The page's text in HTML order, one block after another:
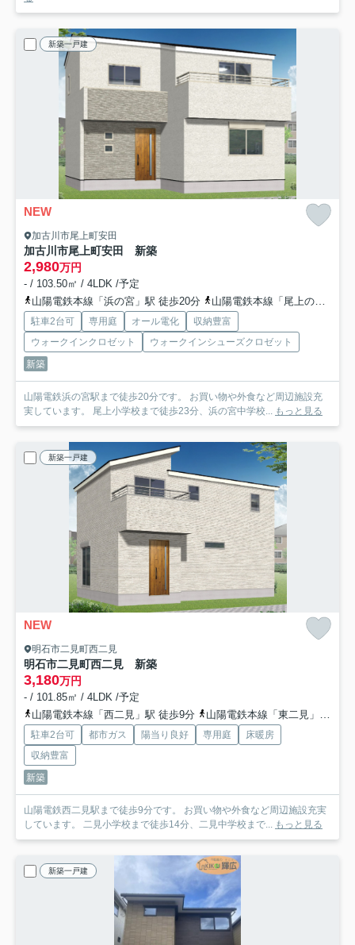
新築一戸建
NEW
加古川市尾上町安田
加古川市尾上町安田 新築
2,980万円
- / 103.50㎡ / 4LDK /予定
山陽電鉄本線「浜の宮」駅 徒歩20分
山陽電鉄本線「尾上の松」駅 徒歩22分
駐車2台可 専用庭 オール電化
収納豊富
ウォークインクロゼット
ウォークインシューズクロゼット
新築
山陽電鉄浜の宮駅まで徒歩20分です。 お買い物や外食など周辺施設充
実しています。 尾上小学校まで徒歩23分、浜の宮中学校...
もっと見る
新築一戸建
NEW
明石市二見町西二見
明石市二見町西二見 新築
3,180万円
- / 101.85㎡ / 4LDK /予定
山陽電鉄本線「西二見」駅 徒歩9分
山陽電鉄本線「東二見」駅 徒歩14分
駐車2台可 都市ガス 陽当り良好 専用庭
床暖房
収納豊富
新築
山陽電鉄西二見駅まで徒歩9分です。 お買い物や外食など周辺施設充実
しています。 二見小学校まで徒歩14分、二見中学校まで...
もっと見る
新築一戸建